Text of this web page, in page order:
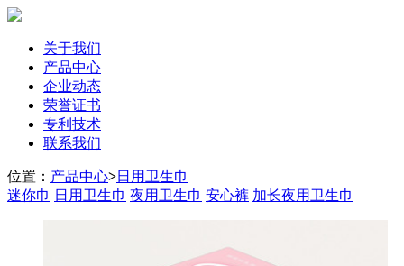
关于我们
产品中心
企业动态
荣誉证书
专利技术
联系我们
位置： 产品中心>日用卫生巾
迷你巾 日用卫生巾 夜用卫生巾 安心裤 加长夜用卫生巾